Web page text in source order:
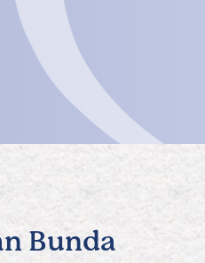
Bunda